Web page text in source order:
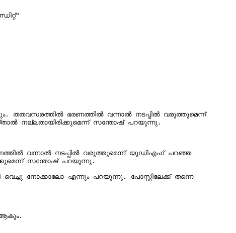
തതവസരത്തിൽ ഭരണത്തിൽ വന്നാൽ നടപ്പിൽ വരുത്തുമെന്ന്
വന്നാൽ നടപ്പിൽ വരുത്തുമെന്ന് യുഡിഎഫ് പറഞ്ഞ
നോക്കാലോ എന്നും പറയുന്നു. പോസ്റ്റിലേക്ക് തന്നെ